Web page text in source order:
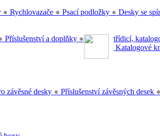
● Rychlovazače ● Psací podložky ● Desky se
Příslušenství a doplňky ●
třídicí,
Katalogové
závěsné desky ● Příslušenství závěsných desek ●